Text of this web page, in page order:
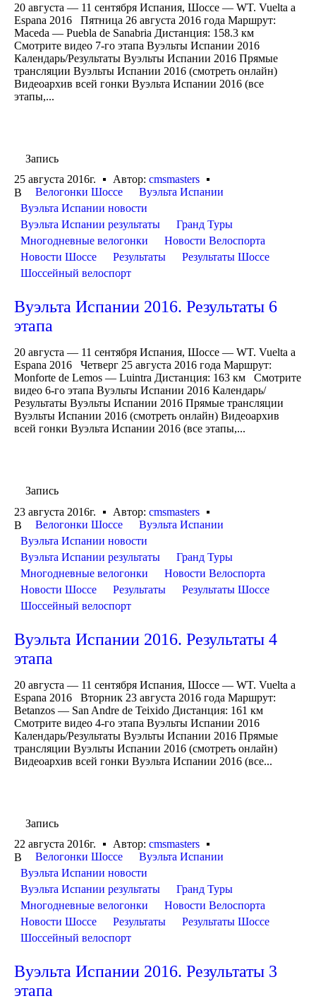
20 августа — 11 сентября Испания, Шоссе — WT. Vuelta a
Espana 2016 Пятница 26 августа 2016 года Маршрут:
Maceda — Puebla de Sanabria Дистанция: 158.3 км
Смотрите видео 7-го этапа Вуэльты Испании 2016
Календарь/Результаты Вуэльты Испании 2016 Прямые
трансляции Вуэльты Испании 2016 (смотреть онлайн)
Видеоархив всей гонки Вуэльта Испании 2016 (все
этапы,...
Запись
25 августа 2016г.
Автор: cmsmasters
В
Велогонки Шоссе
Вуэльта Испании
Вуэльта Испании новости
Вуэльта Испании результаты
Гранд Туры
Многодневные велогонки
Новости Велоспорта
Новости Шоссе
Результаты
Результаты Шоссе
Шоссейный велоспорт
Вуэльта Испании 2016. Результаты 6
этапа
20 августа — 11 сентября Испания, Шоссе — WT. Vuelta a
Espana 2016 Четверг 25 августа 2016 года Маршрут:
Monforte de Lemos — Luintra Дистанция: 163 км Смотрите
видео 6-го этапа Вуэльты Испании 2016 Календарь/
Результаты Вуэльты Испании 2016 Прямые трансляции
Вуэльты Испании 2016 (смотреть онлайн) Видеоархив
всей гонки Вуэльта Испании 2016 (все этапы,...
Запись
23 августа 2016г.
Автор: cmsmasters
В
Велогонки Шоссе
Вуэльта Испании
Вуэльта Испании новости
Вуэльта Испании результаты
Гранд Туры
Многодневные велогонки
Новости Велоспорта
Новости Шоссе
Результаты
Результаты Шоссе
Шоссейный велоспорт
Вуэльта Испании 2016. Результаты 4
этапа
20 августа — 11 сентября Испания, Шоссе — WT. Vuelta a
Espana 2016 Вторник 23 августа 2016 года Маршрут:
Betanzos — San Andre de Teixido Дистанция: 161 км
Смотрите видео 4-го этапа Вуэльты Испании 2016
Календарь/Результаты Вуэльты Испании 2016 Прямые
трансляции Вуэльты Испании 2016 (смотреть онлайн)
Видеоархив всей гонки Вуэльта Испании 2016 (все...
Запись
22 августа 2016г.
Автор: cmsmasters
В
Велогонки Шоссе
Вуэльта Испании
Вуэльта Испании новости
Вуэльта Испании результаты
Гранд Туры
Многодневные велогонки
Новости Велоспорта
Новости Шоссе
Результаты
Результаты Шоссе
Шоссейный велоспорт
Вуэльта Испании 2016. Результаты 3
этапа